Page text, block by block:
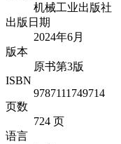
机械工业出版社
出版日期
2024年6月
版本
原书第3版
ISBN
9787111749714
页数
724 页
语言